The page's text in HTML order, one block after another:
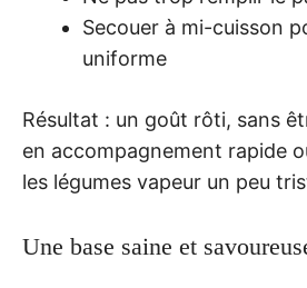
Secouer à mi-cuisson
uniforme
Résultat : un goût rôti, sans
en accompagnement rapide
les légumes vapeur un peu
Une base saine et